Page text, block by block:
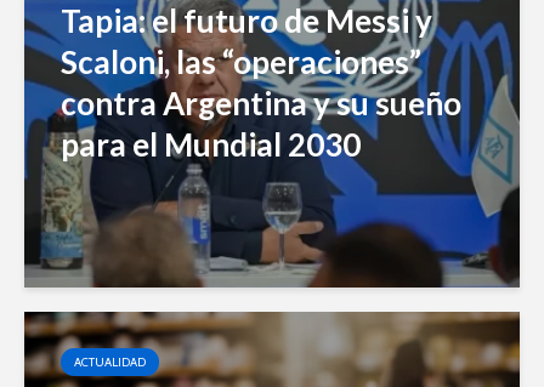
Tapia: el futuro de Messi y
Scaloni, las “operaciones”
contra Argentina y su sueño
para el Mundial 2030
ACTUALIDAD